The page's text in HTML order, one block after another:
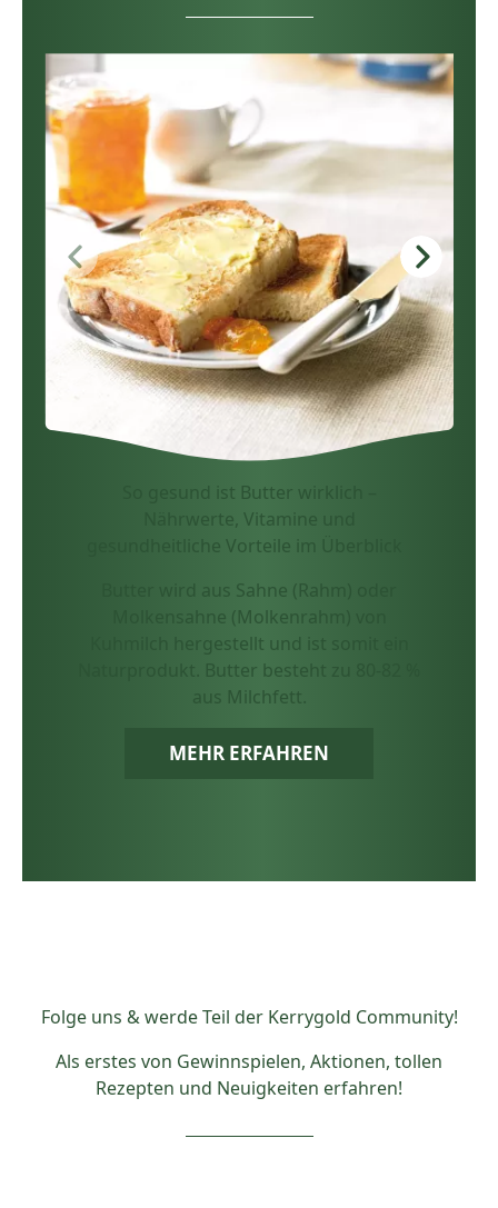
So gesund ist Butter wirklich –
Nährwerte, Vitamine und
gesundheitliche Vorteile im Überblick
Butter wird aus Sahne (Rahm) oder
Molkensahne (Molkenrahm) von
Kuhmilch hergestellt und ist somit ein
Naturprodukt. Butter besteht zu 80-82 %
aus Milchfett.
MEHR ERFAHREN
Folge uns & werde Teil der Kerrygold Community!
Als erstes von Gewinnspielen, Aktionen, tollen
Rezepten und Neuigkeiten erfahren!